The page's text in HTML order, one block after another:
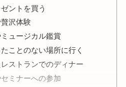
ントを買う
沢体験
ュージカル鑑賞
ことのない場所に行く
ストランでのディナー
ミナーへの参加